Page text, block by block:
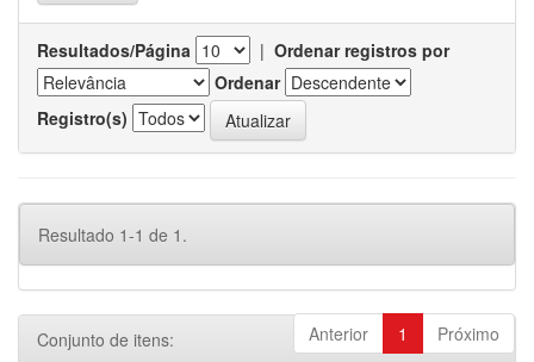
Resultados/Página | Ordenar registros por
Ordenar
Registro(s)
Resultado 1-1 de 1.
Anterior 1 Próximo
Conjunto de itens: